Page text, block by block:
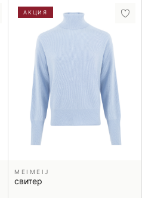
АКЦИЯ
MEIMEIJ
свитер